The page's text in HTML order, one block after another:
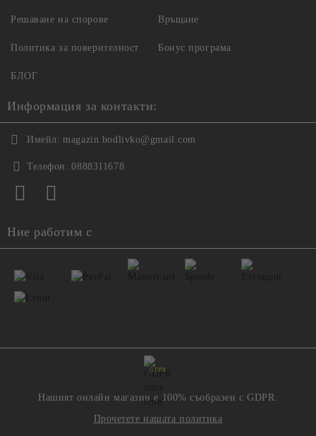
Решаване на спорове
Политика за поверителност
Връщане
Бонус програма
БЛОГ
Информация за контакти:
Имейл: magazin.bodlivko@gmail.com
Телефон: 0888311678
Ние работим с
GDPR
Нашият онлайн магазин е 100% съобразен с GDPR.
Прочетете нашата политика